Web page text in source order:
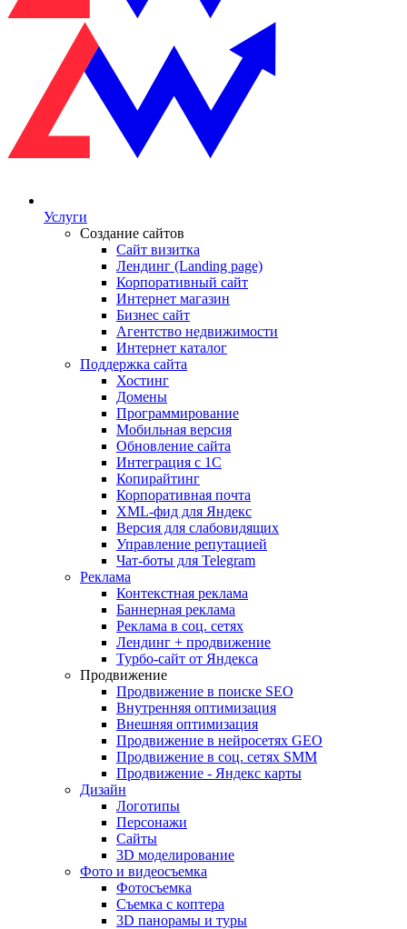
Услуги
Создание сайтов
Сайт визитка
Лендинг (Landing page)
Корпоративный сайт
Интернет магазин
Бизнес сайт
Агентство недвижимости
Интернет каталог
Поддержка сайта
Хостинг
Домены
Программирование
Мобильная версия
Обновление сайта
Интеграция с 1С
Копирайтинг
Корпоративная почта
XML-фид для Яндекс
Версия для слабовидящих
Управление репутацией
Чат-боты для Telegram
Реклама
Контекстная реклама
Баннерная реклама
Реклама в соц. сетях
Лендинг + продвижение
Турбо-сайт от Яндекса
Продвижение
Продвижение в поиске SEO
Внутренняя оптимизация
Внешняя оптимизация
Продвижение в нейросетях GEO
Продвижение в соц. сетях SMM
Продвижение - Яндекс карты
Дизайн
Логотипы
Персонажи
Сайты
3D моделирование
Фото и видеосъемка
Фотосъемка
Съемка с коптера
3D панорамы и туры